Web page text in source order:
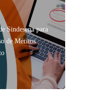
Sindesena para
de Méritos